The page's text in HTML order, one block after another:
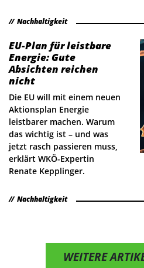
Nachhaltigkeit
EU-Plan für leistbare
Energie: Gute
Absichten reichen
nicht
Die EU will mit einem neuen
Aktionsplan Energie
leistbarer machen. Warum
das wichtig ist – und was
jetzt rasch passieren muss,
erklärt WKÖ-Expertin
Renate Kepplinger.
Nachhaltigkeit
WEITERE